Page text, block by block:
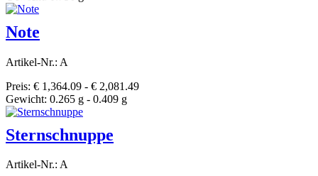
Note
Artikel-Nr.: A
Preis: € 1,364.09 - € 2,081.49
Gewicht: 0.265 g - 0.409 g
Sternschnuppe
Artikel-Nr.: A